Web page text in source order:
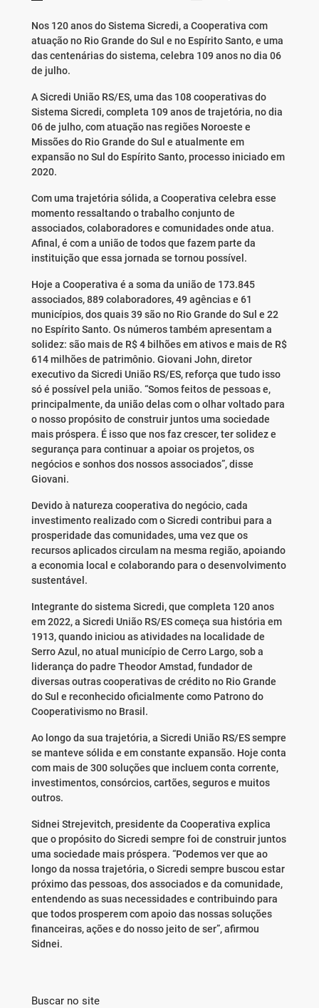
Nos 120 anos do Sistema Sicredi, a Cooperativa com
atuação no Rio Grande do Sul e no Espírito Santo, e uma
das centenárias do sistema, celebra 109 anos no dia 06
de julho.
A Sicredi União RS/ES, uma das 108 cooperativas do
Sistema Sicredi, completa 109 anos de trajetória, no dia
06 de julho, com atuação nas regiões Noroeste e
Missões do Rio Grande do Sul e atualmente em
expansão no Sul do Espírito Santo, processo iniciado em
2020.
Com uma trajetória sólida, a Cooperativa celebra esse
momento ressaltando o trabalho conjunto de
associados, colaboradores e comunidades onde atua.
Afinal, é com a união de todos que fazem parte da
instituição que essa jornada se tornou possível.
Hoje a Cooperativa é a soma da união de 173.845
associados, 889 colaboradores, 49 agências e 61
municípios, dos quais 39 são no Rio Grande do Sul e 22
no Espírito Santo. Os números também apresentam a
solidez: são mais de R$ 4 bilhões em ativos e mais de R$
614 milhões de patrimônio. Giovani John, diretor
executivo da Sicredi União RS/ES, reforça que tudo isso
só é possível pela união. “Somos feitos de pessoas e,
principalmente, da união delas com o olhar voltado para
o nosso propósito de construir juntos uma sociedade
mais próspera. É isso que nos faz crescer, ter solidez e
segurança para continuar a apoiar os projetos, os
negócios e sonhos dos nossos associados”, disse
Giovani.
Devido à natureza cooperativa do negócio, cada
investimento realizado com o Sicredi contribui para a
prosperidade das comunidades, uma vez que os
recursos aplicados circulam na mesma região, apoiando
a economia local e colaborando para o desenvolvimento
sustentável.
Integrante do sistema Sicredi, que completa 120 anos
em 2022, a Sicredi União RS/ES começa sua história em
1913, quando iniciou as atividades na localidade de
Serro Azul, no atual município de Cerro Largo, sob a
liderança do padre Theodor Amstad, fundador de
diversas outras cooperativas de crédito no Rio Grande
do Sul e reconhecido oficialmente como Patrono do
Cooperativismo no Brasil.
Ao longo da sua trajetória, a Sicredi União RS/ES sempre
se manteve sólida e em constante expansão. Hoje conta
com mais de 300 soluções que incluem conta corrente,
investimentos, consórcios, cartões, seguros e muitos
outros.
Sidnei Strejevitch, presidente da Cooperativa explica
que o propósito do Sicredi sempre foi de construir juntos
uma sociedade mais próspera. “Podemos ver que ao
longo da nossa trajetória, o Sicredi sempre buscou estar
próximo das pessoas, dos associados e da comunidade,
entendendo as suas necessidades e contribuindo para
que todos prosperem com apoio das nossas soluções
financeiras, ações e do nosso jeito de ser”, afirmou
Sidnei.
Buscar no site